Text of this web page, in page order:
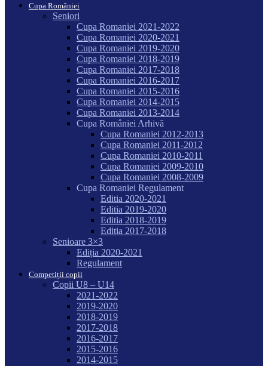
Cupa României
Seniori
Cupa Romaniei 2021-2022
Cupa Romaniei 2020-2021
Cupa Romaniei 2019-2020
Cupa Romaniei 2018-2019
Cupa Romaniei 2017-2018
Cupa Romaniei 2016-2017
Cupa Romaniei 2015-2016
Cupa Romaniei 2014-2015
Cupa Romaniei 2013-2014
Cupa României Arhivă
Cupa Romaniei 2012-2013
Cupa Romaniei 2011-2012
Cupa Romaniei 2010-2011
Cupa Romaniei 2009-2010
Cupa Romaniei 2008-2009
Cupa Romaniei Regulament
Editia 2020-2021
Editia 2019-2020
Editia 2018-2019
Editia 2017-2018
Senioare 3×3
Ediția 2020-2021
Regulament
Competiții copii
Copii U8 – U14
2021-2022
2019-2020
2018-2019
2017-2018
2016-2017
2015-2016
2014-2015